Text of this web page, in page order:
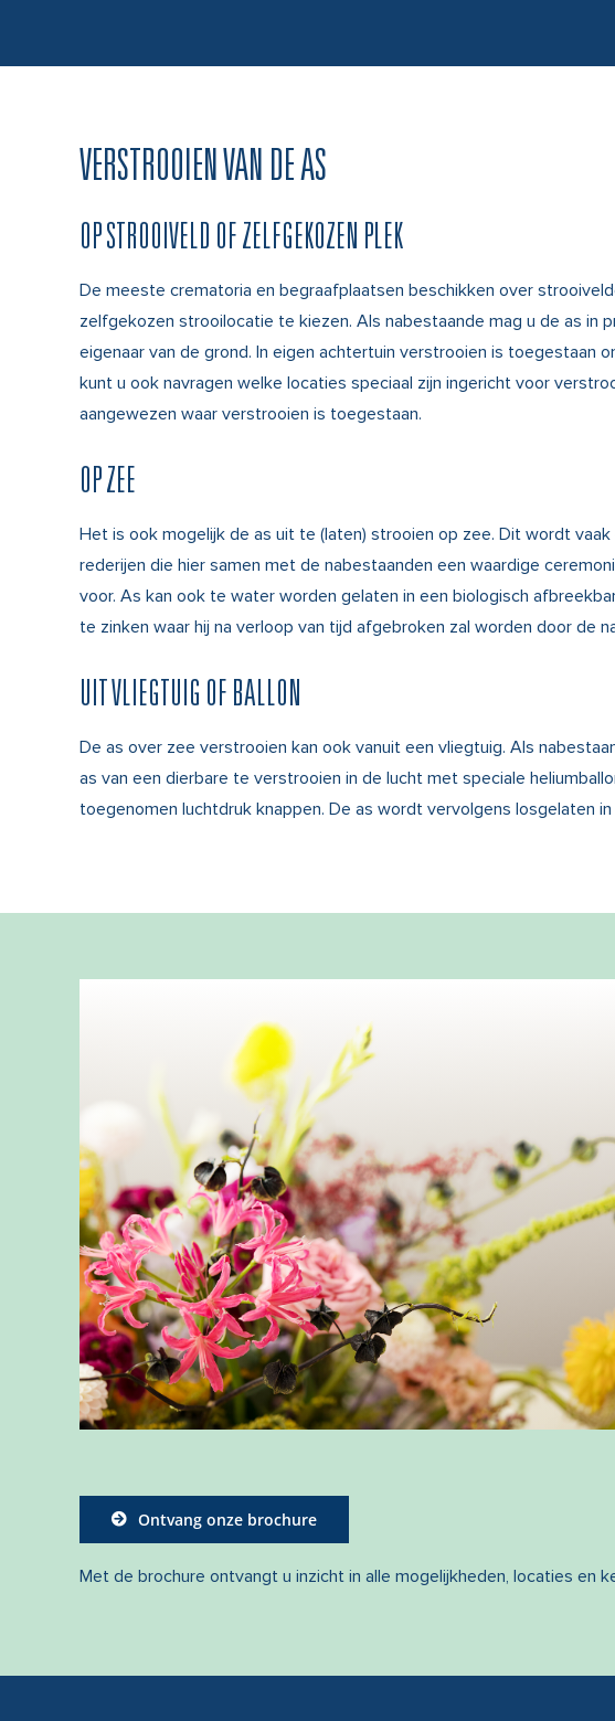
VERSTROOIEN VAN DE AS
OP STROOIVELD OF ZELFGEKOZEN PLEK
De meeste crematoria en begraafplaatsen beschikken over
zelfgekozen strooilocatie te kiezen. Als nabestaande mag u de as
eigenaar van de grond. In eigen achtertuin verstrooien is toegestaan
kunt u ook navragen welke locaties speciaal zijn ingericht voor
aangewezen waar verstrooien is toegestaan.
OP ZEE
Het is ook mogelijk de as uit te (laten) strooien op zee. Dit wordt
rederijen die hier samen met de nabestaanden een waardige
voor. As kan ook te water worden gelaten in een biologisch
te zinken waar hij na verloop van tijd afgebroken zal worden door de
UIT VLIEGTUIG OF BALLON
De as over zee verstrooien kan ook vanuit een vliegtuig. Als
as van een dierbare te verstrooien in de lucht met speciale
toegenomen luchtdruk knappen. De as wordt vervolgens losgelaten
Ontvang onze brochure
Met de brochure ontvangt u inzicht in alle mogelijkheden, locaties en